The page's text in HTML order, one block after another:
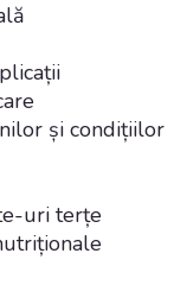
și condițiilor
uri terțe